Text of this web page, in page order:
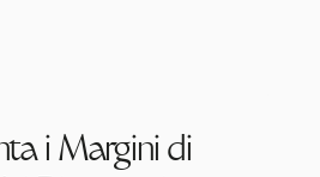
i Margini di